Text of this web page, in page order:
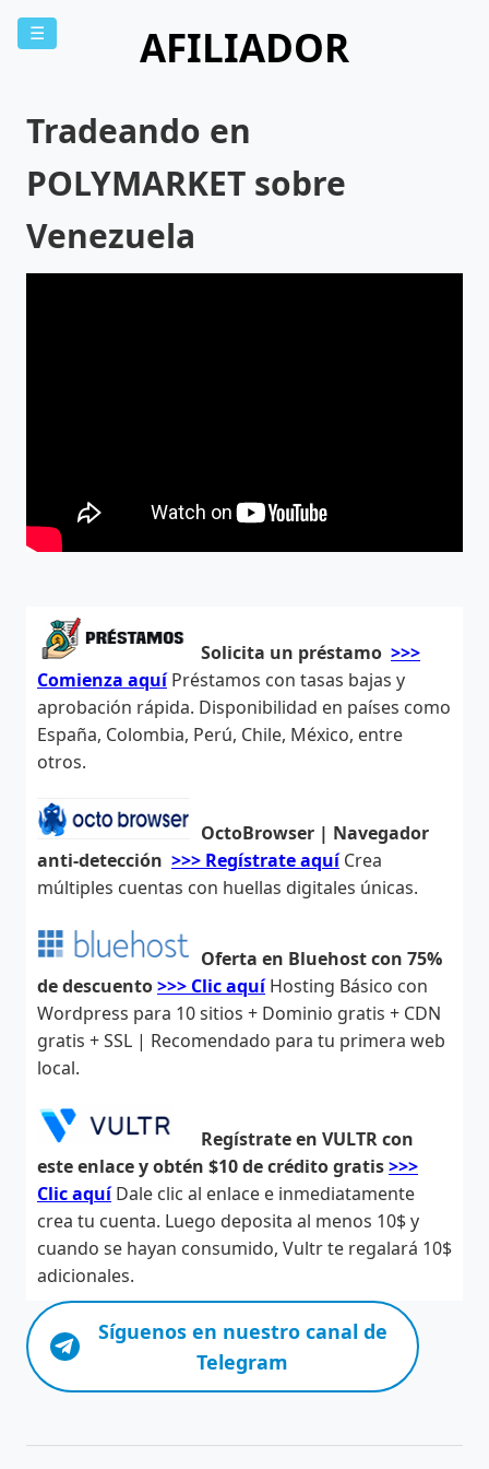
☰ AFILIADOR
Tradeando en
POLYMARKET sobre
Venezuela
Solicita un préstamo >>>
Comienza aquíPréstamos con tasas bajas y
aprobación rápida. Disponibilidad en países como
España, Colombia, Perú, Chile, México, entre
otros.
OctoBrowser | Navegador
anti-detección >>> Regístrate aquíCrea
múltiples cuentas con huellas digitales únicas.
Oferta en Bluehost con 75%
de descuento>>> Clic aquíHosting Básico con
Wordpress para 10 sitios + Dominio gratis + CDN
gratis + SSL | Recomendado para tu primera web
local.
Regístrate en VULTR con
este enlace y obtén $10 de crédito gratis>>>
Clic aquíDale clic al enlace e inmediatamente
crea tu cuenta. Luego deposita al menos 10$ y
cuando se hayan consumido, Vultr te regalará 10$
adicionales.
Síguenos en nuestro canal de
Telegram